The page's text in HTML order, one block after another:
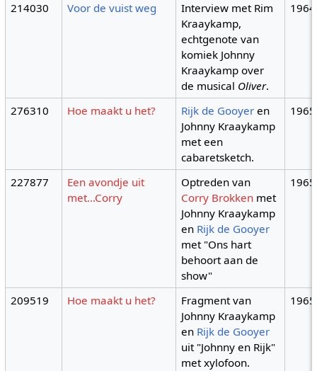
214030 Voor de vuist weg
Interview met Rim
Kraaykamp,
echtgenote van
komiek Johnny
Kraaykamp over
de musical Oliver.
1964
276310 Hoe maakt u het? Rijk de Gooyer en
Johnny Kraaykamp
met een
cabaretsketch.
1965
227877
Een avondje uit
met...Corry
Optreden van
Corry Brokken met
Johnny Kraaykamp
en Rijk de Gooyer
met "Ons hart
behoort aan de
show"
1965
209519 Hoe maakt u het?
Fragment van
Johnny Kraaykamp
en Rijk de Gooyer
uit "Johnny en Rijk"
met xylofoon.
1965